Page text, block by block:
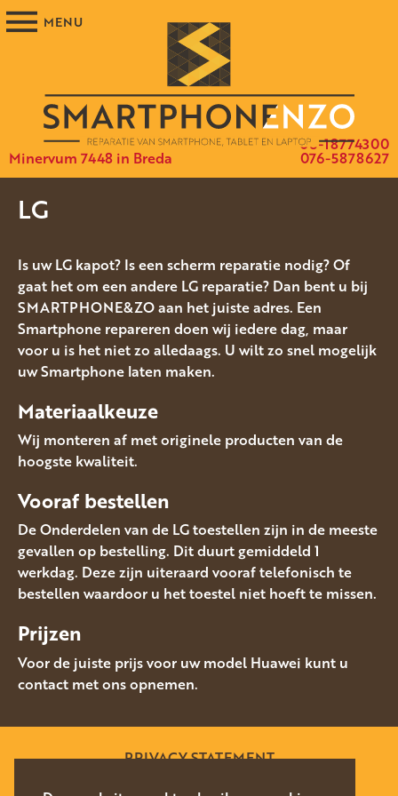
Minervum 7448 in Breda 076-5878627
06-18774300
LG
Is uw LG kapot? Is een scherm reparatie nodig? Of
gaat het om een andere LG reparatie? Dan bent u bij
SMARTPHONE&ZO aan het juiste adres. Een
Smartphone repareren doen wij iedere dag, maar
voor u is het niet zo alledaags. U wilt zo snel mogelijk
uw Smartphone laten maken.
Materiaalkeuze
Wij monteren af met originele producten van de
hoogste kwaliteit.
Vooraf bestellen
De Onderdelen van de LG toestellen zijn in de meeste
gevallen op bestelling. Dit duurt gemiddeld 1
werkdag. Deze zijn uiteraard vooraf telefonisch te
bestellen waardoor u het toestel niet hoeft te missen.
Prijzen
Voor de juiste prijs voor uw model Huawei kunt u
contact met ons opnemen.
PRIVACY STATEMENT